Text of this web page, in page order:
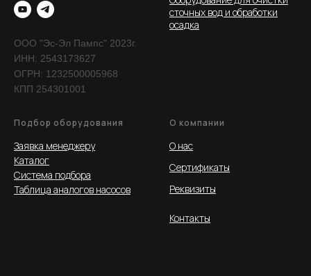
О компании
ООО "Эс-Эл Пампс" 2023г.
ООО "Эс-Эл Пампс" 2023г.
ИНН: 2543173627
ОГРН: 1232500005968
КПП 254301001
сточных вод и обработки
осадка
Подбор оборудования
Заявка менеджеру
Каталог
Система подбора
Таблица аналогов насосов
О компании
О нас
Сертификаты
Реквизиты
Контакты